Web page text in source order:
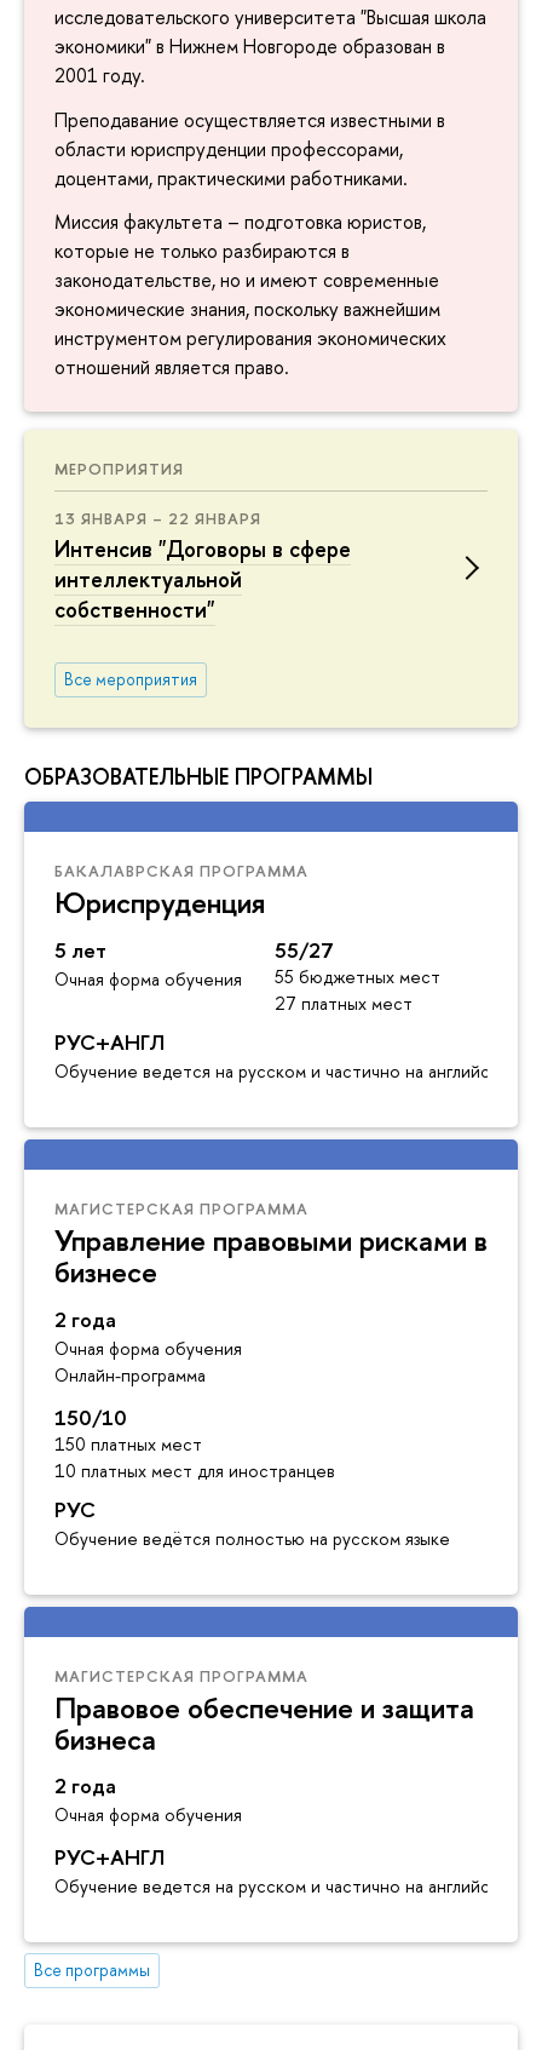
исследовательского университета "Высшая школа
экономики" в Нижнем Новгороде образован в
2001 году.
Преподавание осуществляется известными в
области юриспруденции профессорами,
доцентами, практическими работниками.
Миссия факультета – подготовка юристов,
которые не только разбираются в
законодательстве, но и имеют современные
экономические знания, поскольку важнейшим
инструментом регулирования экономических
отношений является право.
МЕРОПРИЯТИЯ
13 ЯНВАРЯ – 22 ЯНВАРЯ
Интенсив "Договоры в сфере
интеллектуальной
собственности"
Все мероприятия
ОБРАЗОВАТЕЛЬНЫЕ ПРОГРАММЫ
БАКАЛАВРСКАЯ ПРОГРАММА
Юриспруденция
5 лет
Очная форма обучения
55/27
55 бюджетных мест
27 платных мест
РУС+АНГЛ
Обучение ведется на русском и частично на английском
МАГИСТЕРСКАЯ ПРОГРАММА
Управление правовыми рисками в
бизнесе
2 года
Очная форма обучения
Онлайн-программа
150/10
150 платных мест
10 платных мест для иностранцев
РУС
Обучение ведётся полностью на русском языке
МАГИСТЕРСКАЯ ПРОГРАММА
Правовое обеспечение и защита
бизнеса
2 года
Очная форма обучения
РУС+АНГЛ
Обучение ведется на русском и частично на английском
Все программы